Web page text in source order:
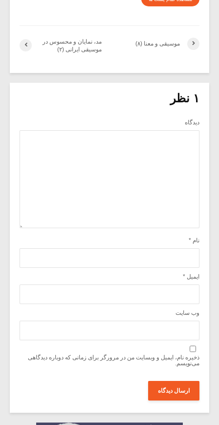
مد، نمایان و محسوس در
موسیقی ایرانی (۲)
موسیقی و معنا (۸)
۱ نظر
دیدگاه
نام *
ایمیل *
وب‌ سایت
ذخیره نام، ایمیل و وبسایت من در مرورگر برای زمانی که دوباره دیدگاهی
می‌نویسم.